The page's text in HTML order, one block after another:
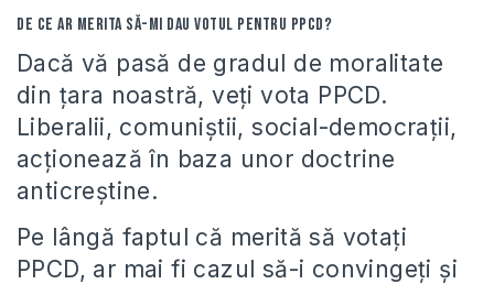
De ce ar merita să-mi dau votul pentru PPCD?
Dacă vă pasă de gradul de moralitate
din ţara noastră, veţi vota PPCD.
Liberalii, comuniştii, social-democraţii,
acţionează în baza unor doctrine
anticreştine.
Pe lângă faptul că merită să votaţi
PPCD, ar mai fi cazul să-i convingeţi şi